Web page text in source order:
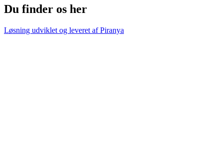
Du finder os her
Løsning udviklet og leveret afPiranya